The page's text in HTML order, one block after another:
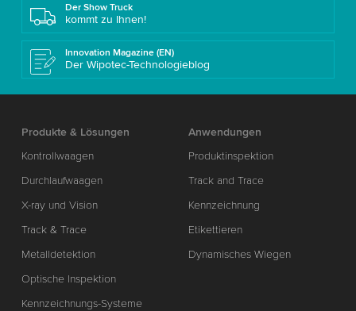
Der Show Truck
kommt zu Ihnen!
Innovation Magazine (EN)
Der Wipotec-Technologieblog
Produkte & Lösungen
Kontrollwaagen
Durchlaufwaagen
X-ray und Vision
Track & Trace
Metalldetektion
Optische Inspektion
Kennzeichnungs-Systeme
Anwendungen
Produktinspektion
Track and Trace
Kennzeichnung
Etikettieren
Dynamisches Wiegen